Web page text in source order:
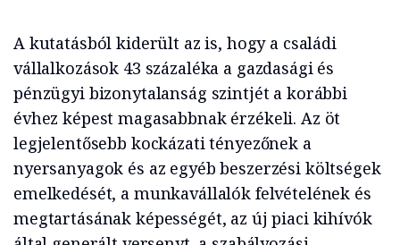
A kutatásból kiderült az is, hogy a családi
vállalkozások 43 százaléka a gazdasági és
pénzügyi bizonytalanság szintjét a korábbi
évhez képest magasabbnak érzékeli. Az öt
legjelentősebb kockázati tényezőnek a
nyersanyagok és az egyéb beszerzési költségek
emelkedését, a munkavállalók felvételének és
megtartásának képességét, az új piaci kihívók